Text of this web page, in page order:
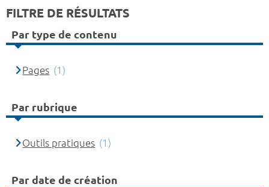
FILTRE DE RÉSULTATS
Par type de contenu
Pages (1)
Par rubrique
Outils pratiques (1)
Par date de création